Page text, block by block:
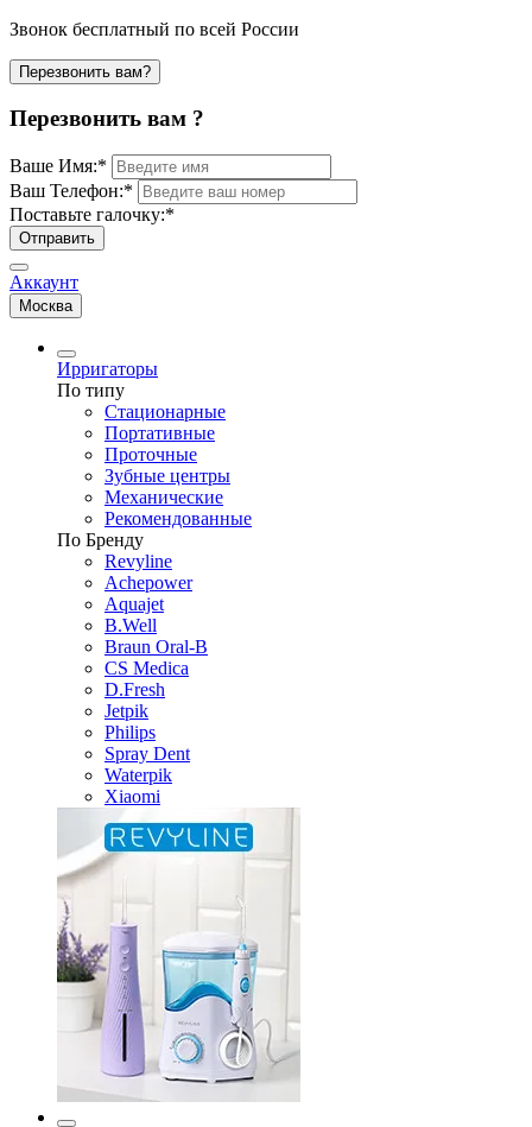
Звонок бесплатный по всей России
Перезвонить вам?
Перезвонить вам ?
Ваше Имя:*
Ваш Телефон:*
Поставьте галочку:*
Отправить
Аккаунт
Москва
Ирригаторы
По типу
Стационарные
Портативные
Проточные
Зубные центры
Механические
Рекомендованные
По Бренду
Revyline
Achepower
Aquajet
B.Well
Braun Oral-B
CS Medica
D.Fresh
Jetpik
Philips
Spray Dent
Waterpik
Xiaomi